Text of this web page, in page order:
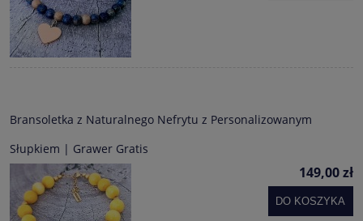
Bransoletka z Naturalnego Nefrytu z Personalizowanym
Słupkiem | Grawer Gratis
149,00 zł
DO KOSZYKA